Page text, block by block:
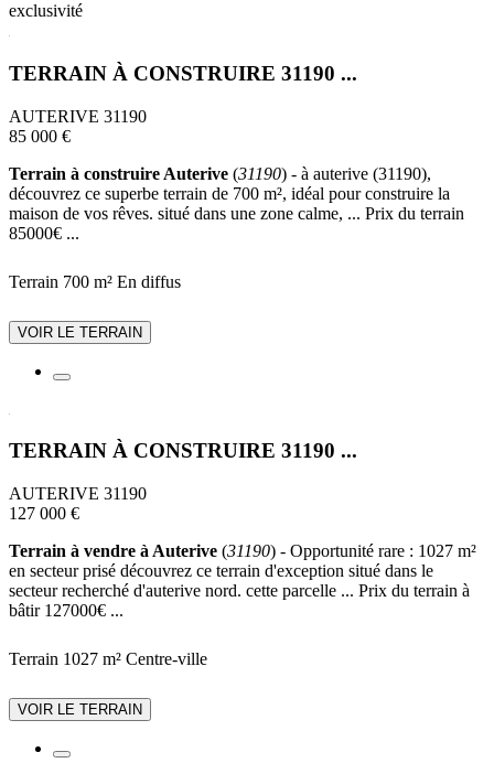
exclusivité
TERRAIN À CONSTRUIRE 31190 ...
AUTERIVE 31190
85 000 €
Terrain à construire Auterive (31190) - à auterive (31190),
découvrez ce superbe terrain de 700 m², idéal pour construire la
maison de vos rêves. situé dans une zone calme, ... Prix du terrain
85000€ ...
Terrain 700 m² En diffus
VOIR LE TERRAIN
TERRAIN À CONSTRUIRE 31190 ...
AUTERIVE 31190
127 000 €
Terrain à vendre à Auterive (31190) - Opportunité rare : 1027 m²
en secteur prisé découvrez ce terrain d'exception situé dans le
secteur recherché d'auterive nord. cette parcelle ... Prix du terrain à
bâtir 127000€ ...
Terrain 1027 m² Centre-ville
VOIR LE TERRAIN